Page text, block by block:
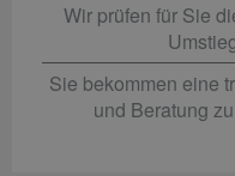
Wir prüfen für Sie
Sie bekommen eine
und Beratung